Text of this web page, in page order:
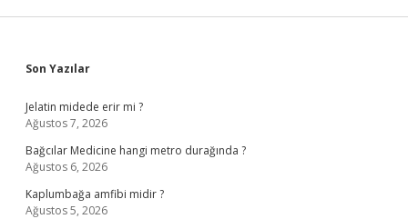
Sidebar
Son Yazılar
Jelatin midede erir mi ?
Ağustos 7, 2026
Bağcılar Medicine hangi metro durağında ?
Ağustos 6, 2026
Kaplumbağa amfibi midir ?
Ağustos 5, 2026